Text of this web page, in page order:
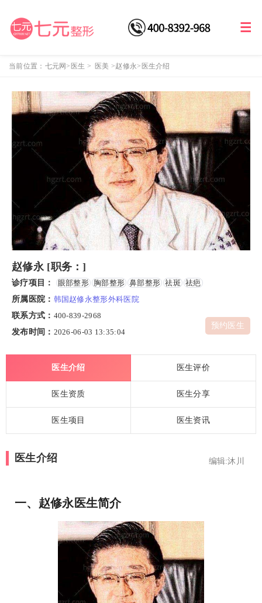
当前位置： 七元网>医生 > 医美 >赵修永>医生介绍
赵修永 [职务：]
诊疗项目： 眼部整形 胸部整形 鼻部整形 祛斑 祛疤
所属医院： 韩国赵修永整形外科医院
联系方式： 400-839-2968
发布时间： 2026-06-03 13:35:04
预约医生
医生介绍 医生评价
医生资质 医生分享
医生项目 医生资讯
医生介绍 编辑:沐川
一、赵修永医生简介